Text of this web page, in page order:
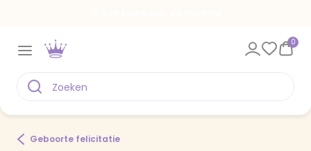
0
Geboorte felicitatie